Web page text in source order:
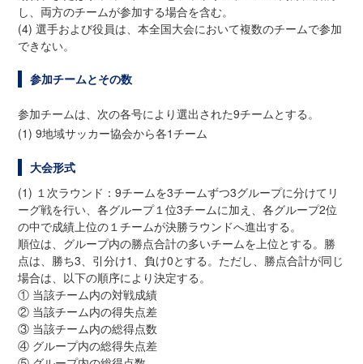
し、両方のチームが参加する場合を含む。
(4) 選手および役員は、本全国大会において複数のチームで参加
できない。
参加チームとその数
参加チームは、次の各号により選出された9チームとする。
(1) 9地域サッカー協会から各1チーム
大会形式
(1) １次ラウンド：9チームを3チームずつ3グループに分けてリ
ーグ戦を行い、各グループ１位3チームに加え、各グループ2位
の中で成績上位の１チームが決勝ラウンドへ進出する。
順位は、グループ内の勝点合計の多いチームを上位とする。勝
点は、勝ち3、引分け1、負け0とする。ただし、勝点合計が同じ
場合は、以下の順序により決定する。
① 当該チーム内の対戦成績
② 当該チーム内の得失点差
③ 当該チーム内の総得点数
④ グループ内の総得失点差